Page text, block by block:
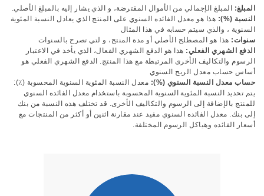
المبلغ: المبلغ الإجمالي من الأموال المقترضة، و الذي يشار إليه بالمبلغ الأصلي.
النسبة (%): هذا هو معدل الفائده السنوي على المنتج الذي يعادل النسبة المئوية
السنوية ، والذي سيتم حسابه في هذا المثال
سنوات: هذا هو المصطلح الأصلي أو مدة المنتج، و لتي تصرح بالسنوات
الدفع الشهري الفعلي: هذا هو الدفع الشهري الفعال، الذي يأخذ في الاعتبار
الرسوم والتكاليف الأخرى المرتبطة مع هذا المنتج. الدفع الشهري الفعلي هو
أساس حساب معدل الربح السنوي
حساب معدل النسبة السنوي (%): معدل النسبة المئوية السنوية المحسوبة (٪):
يتم تحديد النسبة المئوية السنوية المحسوبة باستخدام معدل الفائده السنوي
للمنتج بالإضافة إلى الرسوم والتكاليف الأخرى. قد تختلف هذه النسبة من بنك
إلى بنك. معدل الفائده السنوي مفيد عند مقارنة اثنين أو أكثر من المنتجات مع
أسعار الفائده وهياكل الرسوم المختلفة.